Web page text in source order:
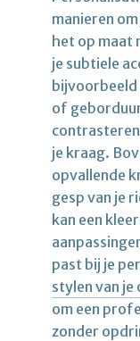
manieren
het op maat
je subtiele
bijvoorbeeld
of
je kraag.
opvallende
gesp van je
kan een
past bij je
stylen van je
om een
zonder